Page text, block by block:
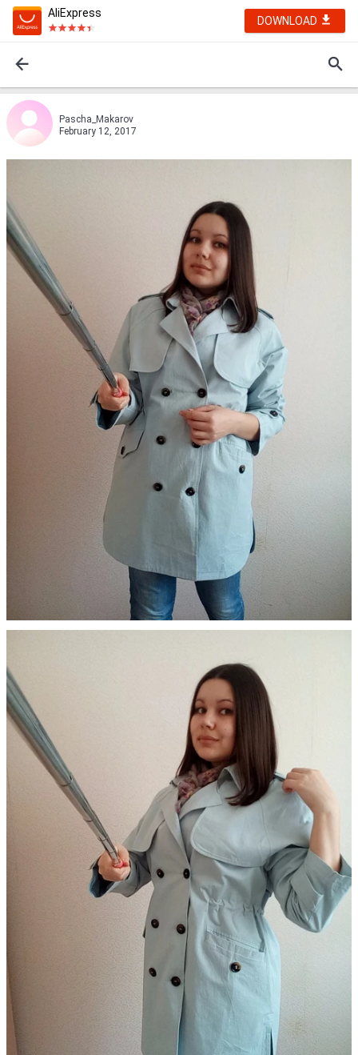
AliExpress
DOWNLOAD
Pascha_Makarov
February 12, 2017